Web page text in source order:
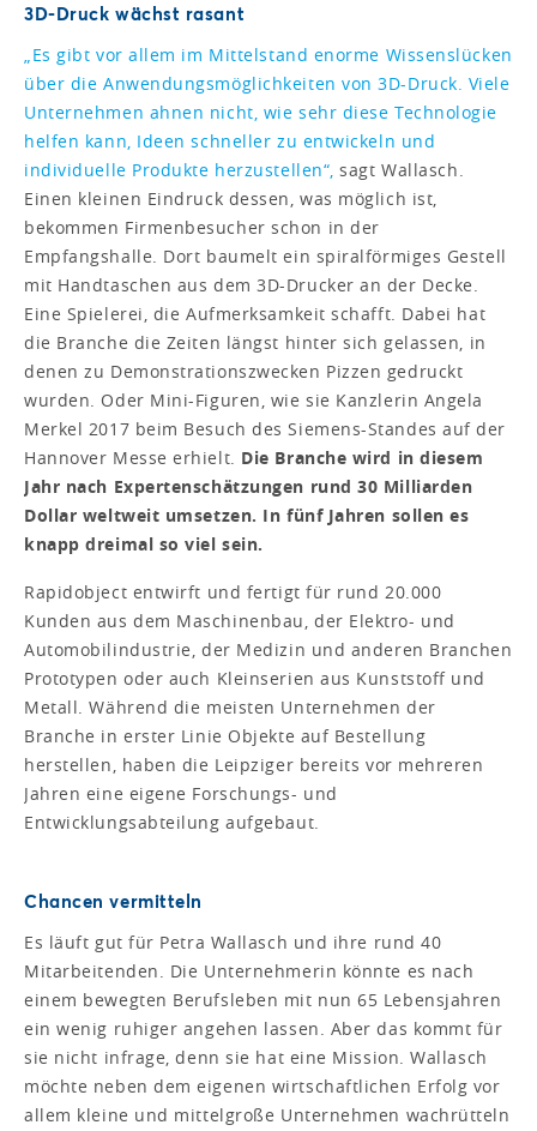
3D-Druck wächst rasant
„Es gibt vor allem im Mittelstand enorme Wissenslücken
über die Anwendungsmöglichkeiten von 3D-Druck. Viele
Unternehmen ahnen nicht, wie sehr diese Technologie
helfen kann, Ideen schneller zu entwickeln und
individuelle Produkte herzustellen“, sagt Wallasch.
Einen kleinen Eindruck dessen, was möglich ist,
bekommen Firmenbesucher schon in der
Empfangshalle. Dort baumelt ein spiralförmiges Gestell
mit Handtaschen aus dem 3D-Drucker an der Decke.
Eine Spielerei, die Aufmerksamkeit schafft. Dabei hat
die Branche die Zeiten längst hinter sich gelassen, in
denen zu Demonstrationszwecken Pizzen gedruckt
wurden. Oder Mini-Figuren, wie sie Kanzlerin Angela
Merkel 2017 beim Besuch des Siemens-Standes auf der
Hannover Messe erhielt. Die Branche wird in diesem
Jahr nach Expertenschätzungen rund 30 Milliarden
Dollar weltweit umsetzen. In fünf Jahren sollen es
knapp dreimal so viel sein.
Rapidobject entwirft und fertigt für rund 20.000
Kunden aus dem Maschinenbau, der Elektro- und
Automobilindustrie, der Medizin und anderen Branchen
Prototypen oder auch Kleinserien aus Kunststoff und
Metall. Während die meisten Unternehmen der
Branche in erster Linie Objekte auf Bestellung
herstellen, haben die Leipziger bereits vor mehreren
Jahren eine eigene Forschungs- und
Entwicklungsabteilung aufgebaut.
Chancen vermitteln
Es läuft gut für Petra Wallasch und ihre rund 40
Mitarbeitenden. Die Unternehmerin könnte es nach
einem bewegten Berufsleben mit nun 65 Lebensjahren
ein wenig ruhiger angehen lassen. Aber das kommt für
sie nicht infrage, denn sie hat eine Mission. Wallasch
möchte neben dem eigenen wirtschaftlichen Erfolg vor
allem kleine und mittelgroße Unternehmen wachrütteln